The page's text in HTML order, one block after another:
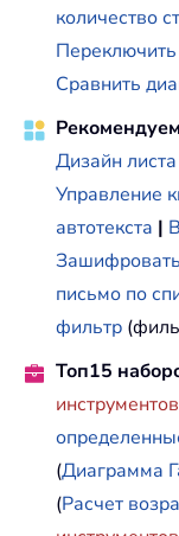
количество
Сравнить
Дизайн листа
Управление
автотекста |
письмо по
фильтр
Топ15
инструментов
(Диаграмма
(Расчет